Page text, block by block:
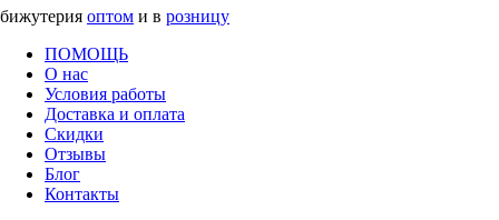
бижутерия оптом и в розницу
ПОМОЩЬ
О нас
Условия работы
Доставка и оплата
Скидки
Отзывы
Блог
Контакты